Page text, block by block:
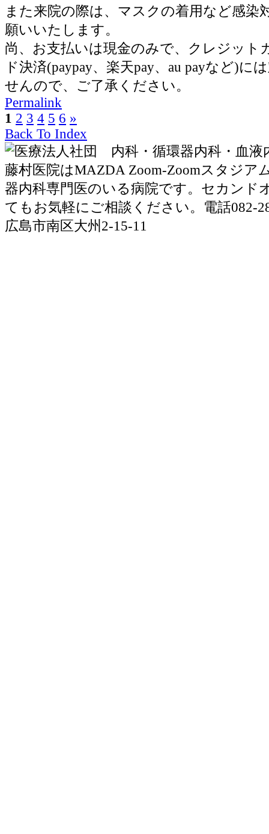
また来院の際は、マスクの着用など感染
願いいたします。
尚、お支払いは現金のみで、クレジット
ド決済(paypay、楽天pay、au payなど)に
せんので、ご了承ください。
Permalink
1 2 3 4 5 6 »
Back To Index